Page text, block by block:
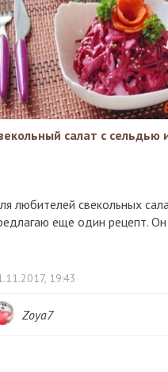
салат с сельдью
любителей свекольных
еще один рецепт. Он
19:43
Zoya7